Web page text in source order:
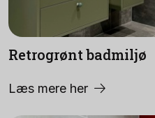
Retrogrønt badmiljø
Læs mere her